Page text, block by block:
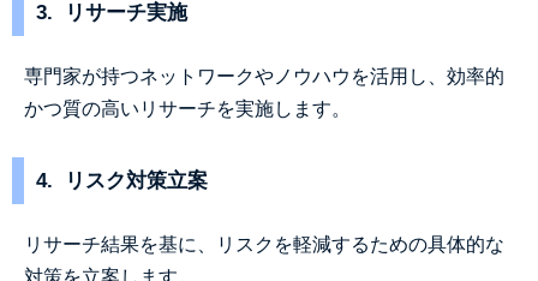
3. リサーチ実施
専門家が持つネットワークやノウハウを活用し、効率的
かつ質の高いリサーチを実施します。
4. リスク対策立案
リサーチ結果を基に、リスクを軽減するための具体的な
対策を立案します。